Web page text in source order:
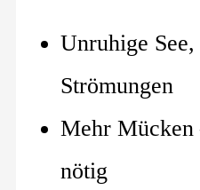
Unruhige See,
Strömungen
Mehr Mücken
nötig